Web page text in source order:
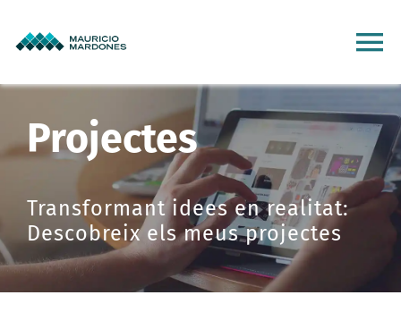
Projectes
Serveis
Qui sóc
Projectes
Transformant idees en realitat:
Descobreix els meus projectes